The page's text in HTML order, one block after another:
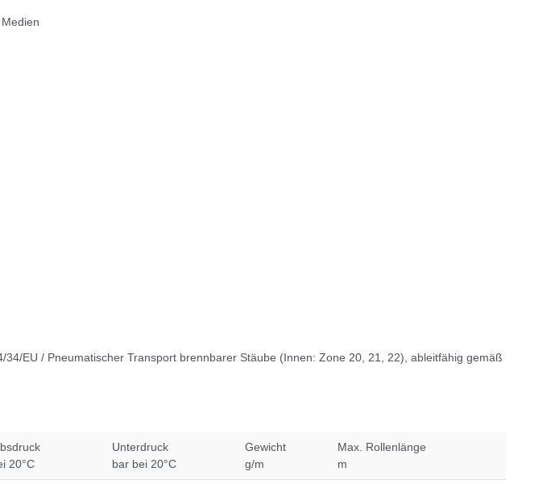
EU / Pneumatischer Transport brennbarer Stäube (Innen: Zone 20, 21, 22), ableitfähig gemäß
20°C
Unterdruck
bar bei 20°C
Gewicht
g/m
Max. Rollenlänge
m